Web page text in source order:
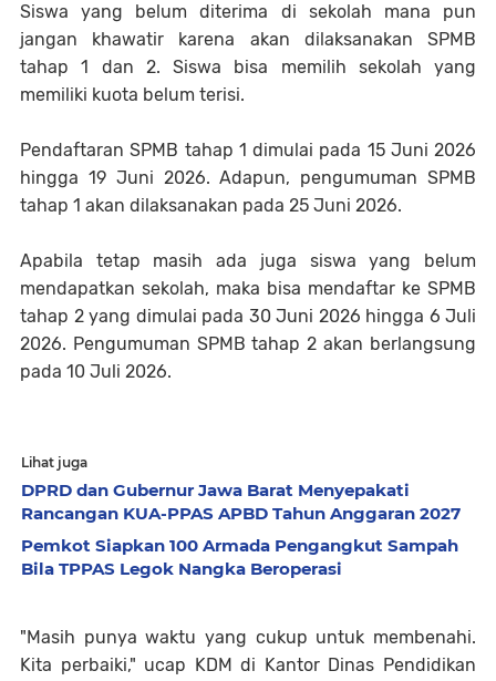
Siswa yang belum diterima di sekolah mana pun
jangan khawatir karena akan dilaksanakan SPMB
tahap 1 dan 2. Siswa bisa memilih sekolah yang
memiliki kuota belum terisi.
Pendaftaran SPMB tahap 1 dimulai pada 15 Juni 2026
hingga 19 Juni 2026. Adapun, pengumuman SPMB
tahap 1 akan dilaksanakan pada 25 Juni 2026.
Apabila tetap masih ada juga siswa yang belum
mendapatkan sekolah, maka bisa mendaftar ke SPMB
tahap 2 yang dimulai pada 30 Juni 2026 hingga 6 Juli
2026. Pengumuman SPMB tahap 2 akan berlangsung
pada 10 Juli 2026.
Lihat juga
DPRD dan Gubernur Jawa Barat Menyepakati
Rancangan KUA-PPAS APBD Tahun Anggaran 2027
Pemkot Siapkan 100 Armada Pengangkut Sampah
Bila TPPAS Legok Nangka Beroperasi
"Masih punya waktu yang cukup untuk membenahi.
Kita perbaiki," ucap KDM di Kantor Dinas Pendidikan